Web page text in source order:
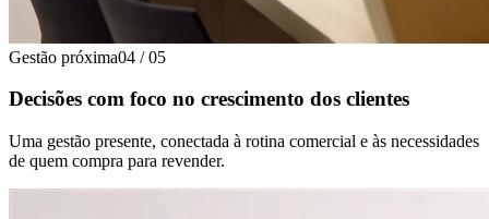
Gestão próxima04 / 05
Decisões com foco no crescimento dos clientes
Uma gestão presente, conectada à rotina comercial e às necessidades
de quem compra para revender.